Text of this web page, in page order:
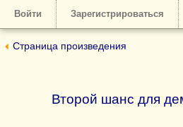
Войти Зарегистрироваться
Страница произведения
Второй шанс для